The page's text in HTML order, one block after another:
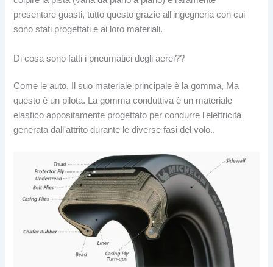
presentare guasti, tutto questo grazie all'ingegneria con cui
sono stati progettati e ai loro materiali.
Di cosa sono fatti i pneumatici degli aerei??
Come le auto, Il suo materiale principale è la gomma, Ma
questo è un pilota. La gomma conduttiva è un materiale
elastico appositamente progettato per condurre l'elettricità
generata dall'attrito durante le diverse fasi del volo..